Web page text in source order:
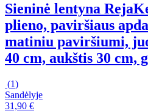
Sieninė lentyna Reja
plieno, paviršiaus
matiniu paviršiumi,
40 cm, aukštis 30 cm,
(1)
Sandėlyje
31,90 €